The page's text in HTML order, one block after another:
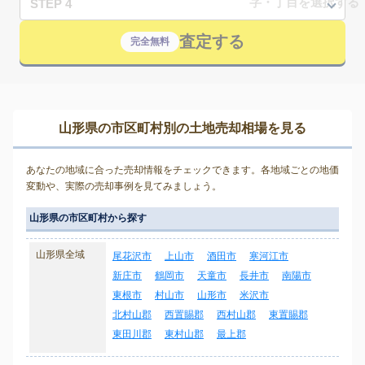
STEP 4
完全無料 査定する
山形県の市区町村別の土地売却相場を見る
あなたの地域に合った売却情報をチェックできます。各地域ごとの地価
変動や、実際の売却事例を見てみましょう。
山形県の市区町村から探す
山形県全域 尾花沢市 上山市 酒田市
寒河江市
新庄市
鶴岡市 天童市 長井市
南陽市
東根市
村山市 山形市
米沢市
北村山郡
西置賜郡 西村山郡
東置賜郡
東田川郡
東村山郡 最上郡